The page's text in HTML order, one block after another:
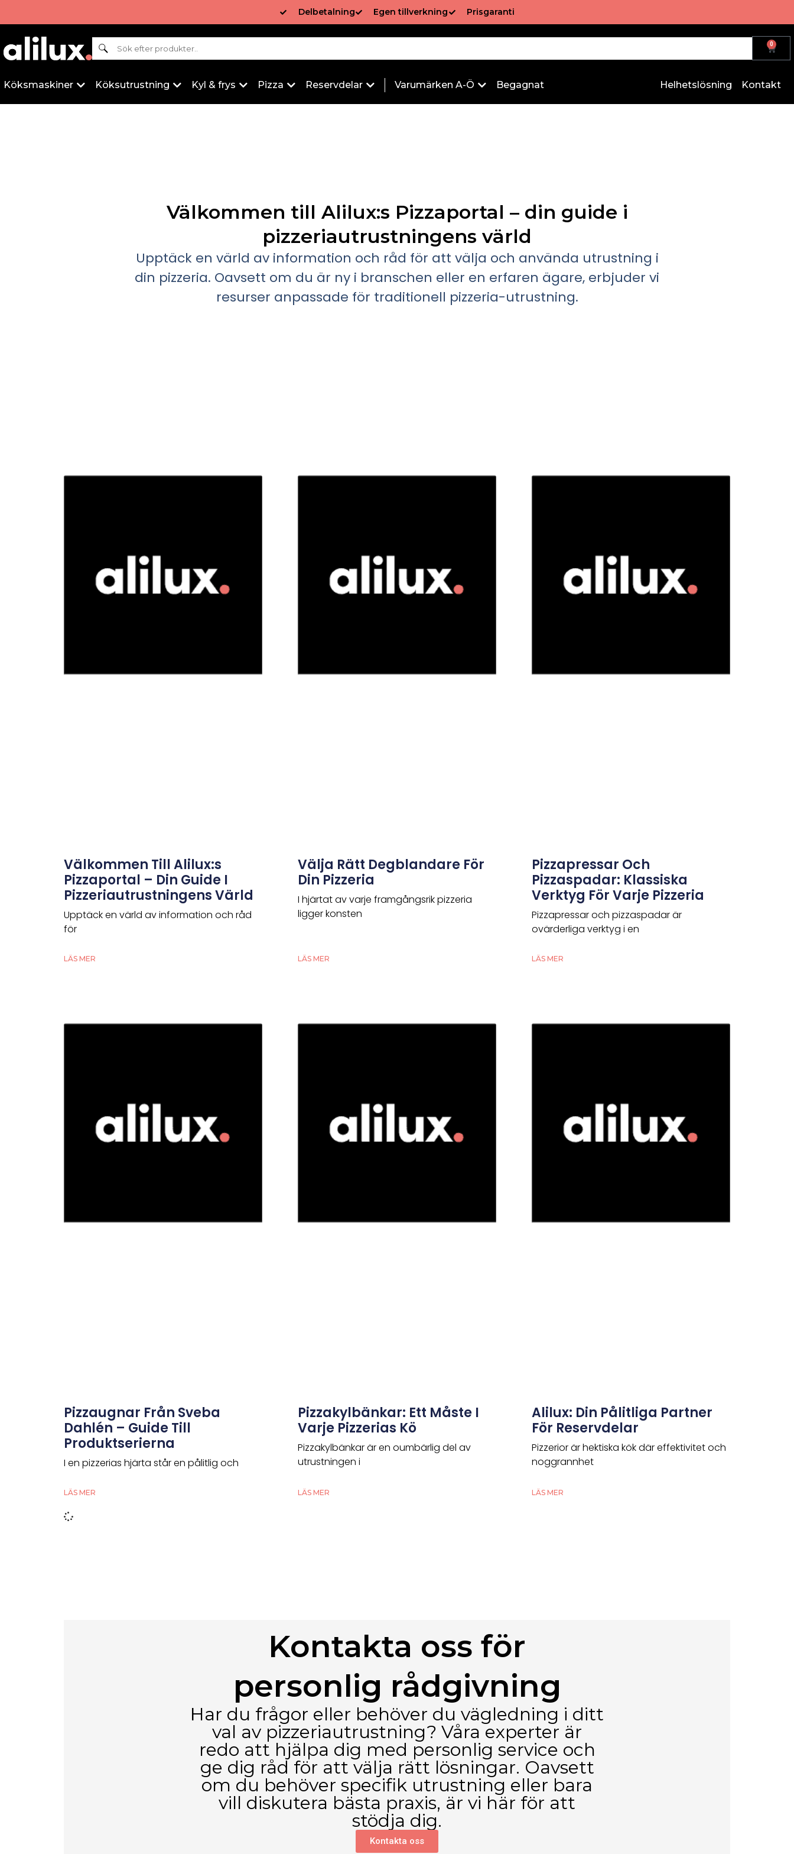
Delbetalning Egen tillverkning Prisgaranti
Sök 0
Köksmaskiner Köksutrustning Kyl & frys Pizza Reservdelar Varumärken A-Ö Begagnat Helhetslösning Kontakt
Välkommen till Alilux:s Pizzaportal – din guide i
pizzeriautrustningens värld
Upptäck en värld av information och råd för att välja och använda utrustning i
din pizzeria. Oavsett om du är ny i branschen eller en erfaren ägare, erbjuder vi
resurser anpassade för traditionell pizzeria-utrustning.
Välkommen Till Alilux:s
Pizzaportal – Din Guide I
Pizzeriautrustningens Värld
Upptäck en värld av information och råd
för
LÄS MER
Välja Rätt Degblandare För
Din Pizzeria
I hjärtat av varje framgångsrik pizzeria
ligger konsten
LÄS MER
Pizzapressar Och
Pizzaspadar: Klassiska
Verktyg För Varje Pizzeria
Pizzapressar och pizzaspadar är
ovärderliga verktyg i en
LÄS MER
Pizzaugnar Från Sveba
Dahlén – Guide Till
Produktserierna
I en pizzerias hjärta står en pålitlig och
LÄS MER
Pizzakylbänkar: Ett Måste I
Varje Pizzerias Kö
Pizzakylbänkar är en oumbärlig del av
utrustningen i
LÄS MER
Alilux: Din Pålitliga Partner
För Reservdelar
Pizzerior är hektiska kök där effektivitet och
noggrannhet
LÄS MER
Kontakta oss för
personlig rådgivning
Har du frågor eller behöver du vägledning i ditt
val av pizzeriautrustning? Våra experter är
redo att hjälpa dig med personlig service och
ge dig råd för att välja rätt lösningar. Oavsett
om du behöver specifik utrustning eller bara
vill diskutera bästa praxis, är vi här för att
stödja dig.
Kontakta oss